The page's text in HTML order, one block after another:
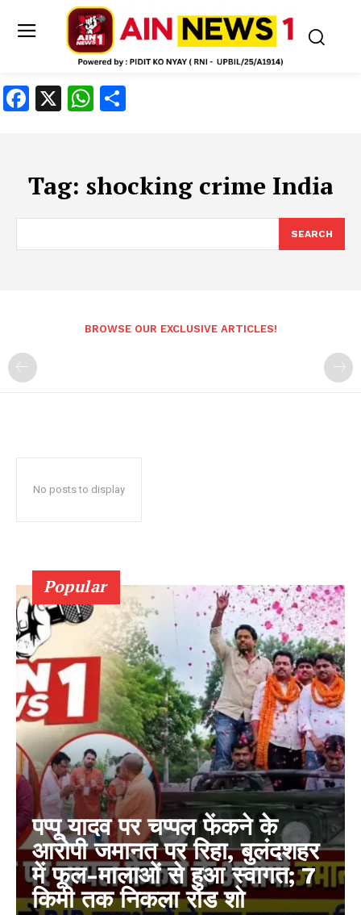
Facebook
X WhatsApp
Tag: shocking crime India
SEARCH
BROWSE OUR EXCLUSIVE ARTICLES!
No posts to display
Popular
पप्पू यादव पर चप्पल फेंकने के
आरोपी जमानत पर रिहा, बुलंदशहर
में फूल-मालाओं से हुआ स्वागत; 7
किमी तक निकला रोड शो